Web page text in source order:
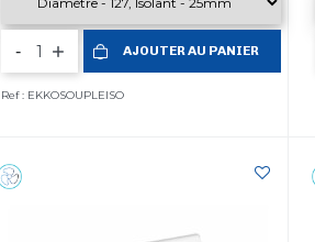
- AJOUTER AU PANIER
Ref : EKKOSOUPLEISO